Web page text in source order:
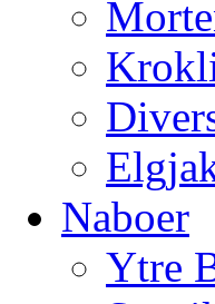
Naboer
Ytre